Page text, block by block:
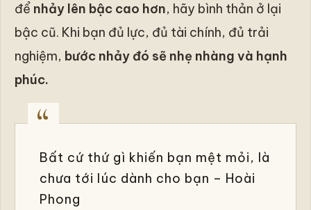
để nhảy lên bậc cao hơn, hãy bình thản ở lại
bậc cũ. Khi bạn đủ lực, đủ tài chính, đủ trải
nghiệm, bước nhảy đó sẽ nhẹ nhàng và hạnh
phúc.
Bất cứ thứ gì khiến bạn mệt mỏi, là
chưa tới lúc dành cho bạn – Hoài
Phong